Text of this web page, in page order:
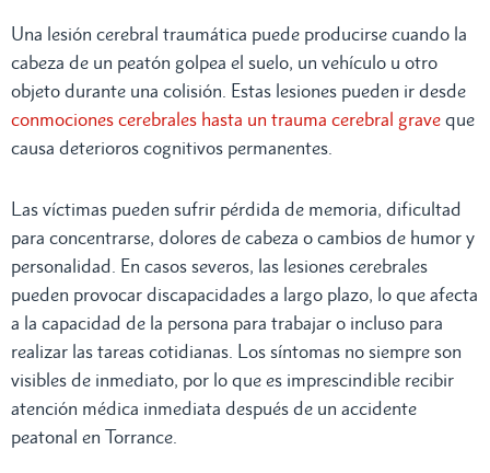
Una lesión cerebral traumática puede producirse cuando la
cabeza de un peatón golpea el suelo, un vehículo u otro
objeto durante una colisión. Estas lesiones pueden ir desde
conmociones cerebrales hasta un trauma cerebral grave que
causa deterioros cognitivos permanentes.
Las víctimas pueden sufrir pérdida de memoria, dificultad
para concentrarse, dolores de cabeza o cambios de humor y
personalidad. En casos severos, las lesiones cerebrales
pueden provocar discapacidades a largo plazo, lo que afecta
a la capacidad de la persona para trabajar o incluso para
realizar las tareas cotidianas. Los síntomas no siempre son
visibles de inmediato, por lo que es imprescindible recibir
atención médica inmediata después de un accidente
peatonal en Torrance.